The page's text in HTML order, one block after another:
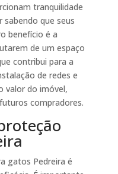
tranquilidade
que seus
benefício é a
de um espaço
contribui para a
de redes e
valor do imóvel,
compradores.
gatos Pedreira é